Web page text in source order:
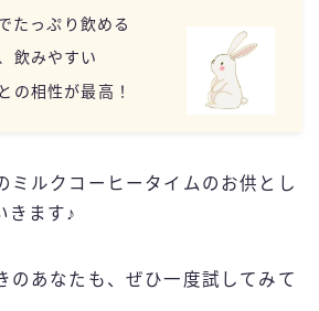
たっぷり飲める
飲みやすい
の相性が最高！
ミルクコーヒータイムのお供とし
きます♪
のあなたも、ぜひ一度試してみて